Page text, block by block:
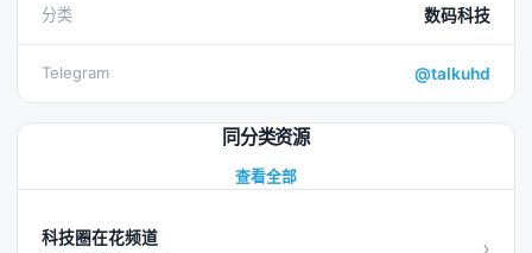
分类 数码科技
Telegram @talkuhd
同分类资源
查看全部
科技圈在花频道